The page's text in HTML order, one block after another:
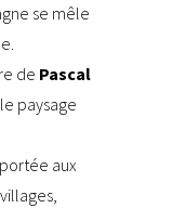
se mêle
de Pascal
paysage
aux